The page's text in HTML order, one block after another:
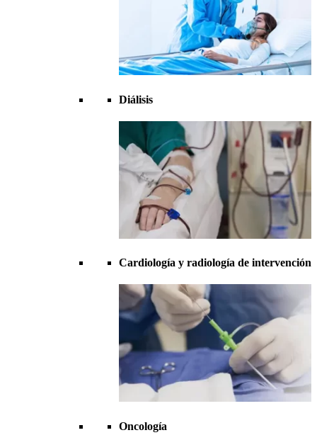
Diálisis
Cardiología y radiología de intervención
Oncología